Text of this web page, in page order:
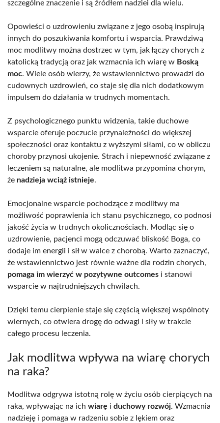
szczególne znaczenie i są źródłem nadziei dla wielu.
Opowieści o uzdrowieniu związane z jego osobą inspirują
innych do poszukiwania komfortu i wsparcia. Prawdziwą
moc modlitwy można dostrzec w tym, jak łączy chorych z
katolicką tradycją oraz jak wzmacnia ich wiarę w Boską
moc. Wiele osób wierzy, że wstawiennictwo prowadzi do
cudownych uzdrowień, co staje się dla nich dodatkowym
impulsem do działania w trudnych momentach.
Z psychologicznego punktu widzenia, takie duchowe
wsparcie oferuje poczucie przynależności do większej
społeczności oraz kontaktu z wyższymi siłami, co w obliczu
choroby przynosi ukojenie. Strach i niepewność związane z
leczeniem są naturalne, ale modlitwa przypomina chorym,
że nadzieja wciąż istnieje.
Emocjonalne wsparcie pochodzące z modlitwy ma
możliwość poprawienia ich stanu psychicznego, co podnosi
jakość życia w trudnych okolicznościach. Modląc się o
uzdrowienie, pacjenci mogą odczuwać bliskość Boga, co
dodaje im energii i sił w walce z chorobą. Warto zaznaczyć,
że wstawiennictwo jest równie ważne dla rodzin chorych,
pomaga im wierzyć w pozytywne outcomes i stanowi
wsparcie w najtrudniejszych chwilach.
Dzięki temu cierpienie staje się częścią większej wspólnoty
wiernych, co otwiera drogę do odwagi i siły w trakcie
całego procesu leczenia.
Jak modlitwa wpływa na wiarę chorych
na raka?
Modlitwa odgrywa istotną rolę w życiu osób cierpiących na
raka, wpływając na ich wiarę i duchowy rozwój. Wzmacnia
nadzieję i pomaga w radzeniu sobie z lękiem oraz